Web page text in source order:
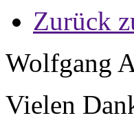
Zurück
Wolfgang
Vielen